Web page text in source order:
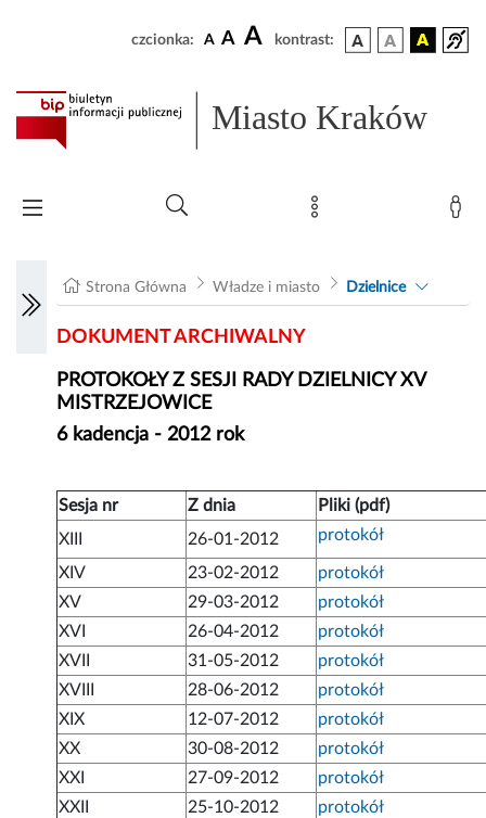
czcionka: A A A kontrast:
Miasto Kraków
Strona Główna Władze i miasto Dzielnice
DOKUMENT ARCHIWALNY
PROTOKOŁY Z SESJI RADY DZIELNICY XV
MISTRZEJOWICE
6 kadencja - 2012 rok
Sesja nr Z dnia
Pliki (pdf)
XIII
26-01-2012 protokół
XIV 23-02-2012
protokół
XV
29-03-2012
protokół
XVI
26-04-2012
protokół
XVII
31-05-2012
protokół
XVIII
28-06-2012
protokół
XIX
12-07-2012
protokół
XX
30-08-2012
protokół
XXI
27-09-2012
protokół
XXII
25-10-2012
protokół